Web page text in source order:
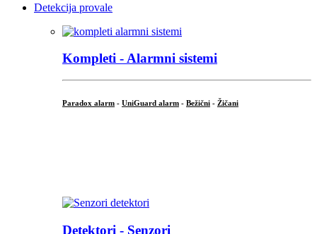
Detekcija provale
Kompleti - Alarmni sistemi
Paradox alarm - UniGuard alarm - Bežični - Žičani
Detektori - Senzori